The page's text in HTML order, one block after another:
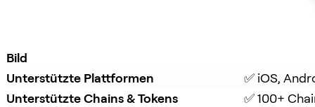
Bild
Unterstützte Plattformen
✅ iOS,
Unterstützte Chains & Tokens
✅ 100+